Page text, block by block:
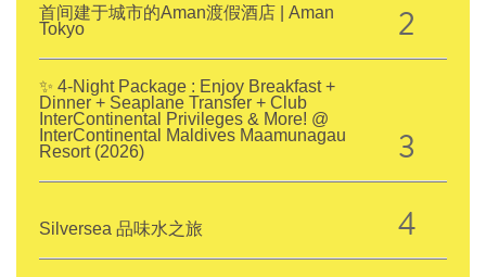
首间建于城市的Aman渡假酒店 | Aman
Tokyo
2
✨ 4-Night Package : Enjoy Breakfast +
Dinner + Seaplane Transfer + Club
InterContinental Privileges & More! @
InterContinental Maldives Maamunagau
Resort (2026)
3
Silversea 品味水之旅 4